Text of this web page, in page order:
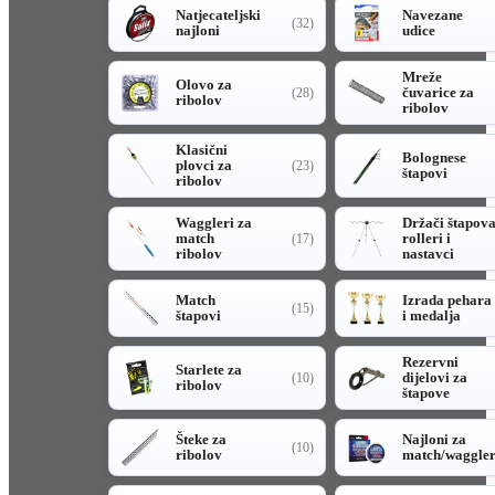
Natjecateljski
najloni
(32)
Navezane
udice
Olovo za
ribolov
(28)
Mreže
čuvarice za
ribolov
Klasični
plovci za
ribolov
(23)
Bolognese
štapovi
Waggleri za
match
ribolov
(17)
Držači štapova
rolleri i
nastavci
Match
štapovi
(15)
Izrada pehara
i medalja
Starlete za
ribolov
(10)
Rezervni
dijelovi za
štapove
Šteke za
ribolov
(10)
Najloni za
match/waggler